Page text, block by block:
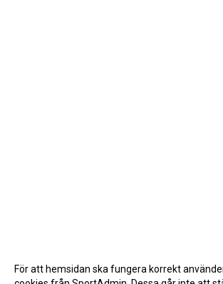
För att hemsidan ska fungera korrekt